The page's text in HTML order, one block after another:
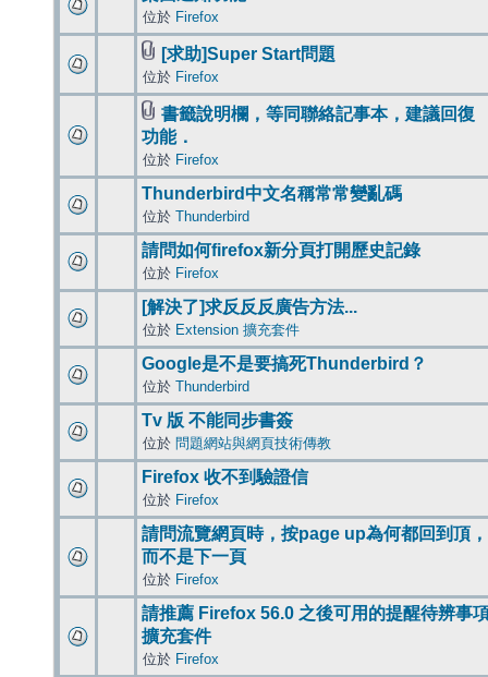
位於 Firefox
[求助]Super Start問題
位於 Firefox
書籤說明欄，等同聯絡記事本，建議回復
功能．
位於 Firefox
Thunderbird中文名稱常常變亂碼
位於 Thunderbird
請問如何firefox新分頁打開歷史記錄
位於 Firefox
[解決了]求反反反廣告方法...
位於 Extension 擴充套件
Google是不是要搞死Thunderbird？
位於 Thunderbird
Tv 版 不能同步書簽
位於 問題網站與網頁技術傳教
Firefox 收不到驗證信
位於 Firefox
請問流覽網頁時，按page up為何都回到頂，
而不是下一頁
位於 Firefox
請推薦 Firefox 56.0 之後可用的提醒待辨事
擴充套件
位於 Firefox